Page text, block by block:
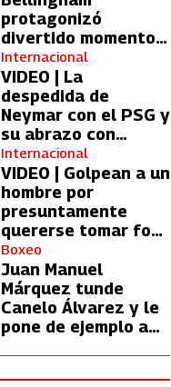
protagonizó
divertido momento
con aficionada del
Real Madrid
Internacional
VIDEO | La
despedida de
Neymar con el PSG y
su abrazo con
Kylian Mbappé
Internacional
VIDEO | Golpean a un
hombre por
presuntamente
quererse tomar foto
con Lionel Messi
Boxeo
Juan Manuel
Márquez tunde
Canelo Álvarez y le
pone de ejemplo a